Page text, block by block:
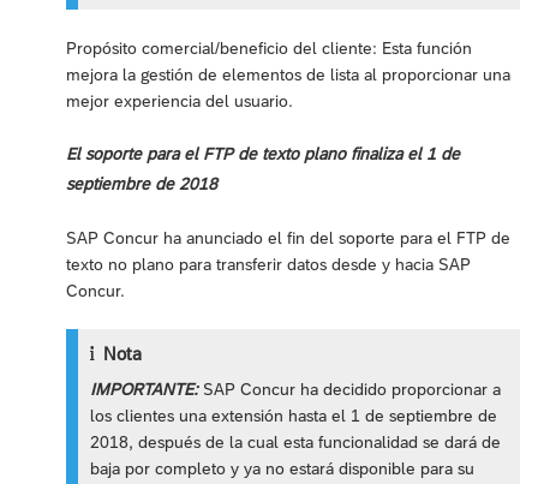
Propósito comercial/beneficio del cliente: Esta función
mejora la gestión de elementos de lista al proporcionar una
mejor experiencia del usuario.
El soporte para el FTP de texto plano finaliza el 1 de
septiembre de 2018
SAP Concur ha anunciado el fin del soporte para el FTP de
texto no plano para transferir datos desde y hacia SAP
Concur.
Nota
IMPORTANTE:SAP Concur ha decidido proporcionar a
los clientes una extensión hasta el 1 de septiembre de
2018, después de la cual esta funcionalidad se dará de
baja por completo y ya no estará disponible para su